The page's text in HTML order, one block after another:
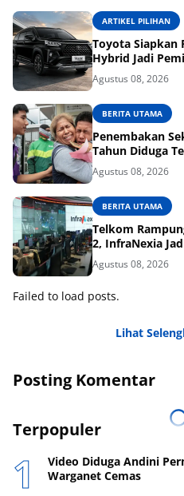
ARTIKEL PILIHAN
Toyota Siapkan
Hybrid Jadi
Agustus 08, 2026
BERITA UTAMA
Penembakan
Tahun Diduga
Agustus 08, 2026
BERITA UTAMA
Telkom
2, InfraNexia
Agustus 08, 2026
Failed to load posts.
Lihat
Posting Komentar
Terpopuler
Video Diduga Andini
Warganet Cemas